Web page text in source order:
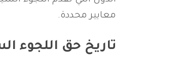
معايير محددة.
تاريخ حق اللجوء